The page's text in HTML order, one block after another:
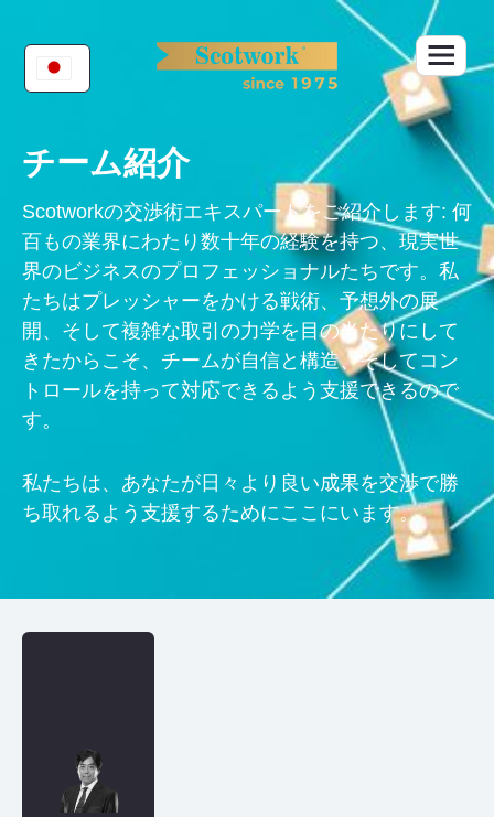
content
チーム紹介
Scotworkの交渉術エキスパートをご紹介します: 何
百もの業界にわたり数十年の経験を持つ、現実世
界のビジネスのプロフェッショナルたちです。私
たちはプレッシャーをかける戦術、予想外の展
開、そして複雑な取引の力学を目の当たりにして
きたからこそ、チームが自信と構造、そしてコン
トロールを持って対応できるよう支援できるので
す。
私たちは、あなたが日々より良い成果を交渉で勝
ち取れるよう支援するためにここにいます。